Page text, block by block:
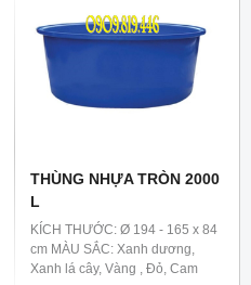
THÙNG NHỰA TRÒN 2000
L
KÍCH THƯỚC: Ø 194 - 165 x 84
cm MÀU SẮC: Xanh dương,
Xanh lá cây, Vàng , Đỏ, Cam